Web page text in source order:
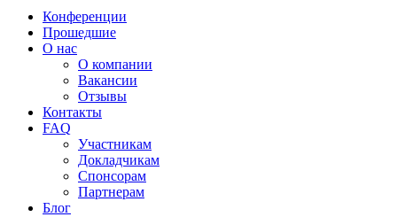
Конференции
Прошедшие
О нас
О компании
Вакансии
Отзывы
Контакты
FAQ
Участникам
Докладчикам
Спонсорам
Партнерам
Блог